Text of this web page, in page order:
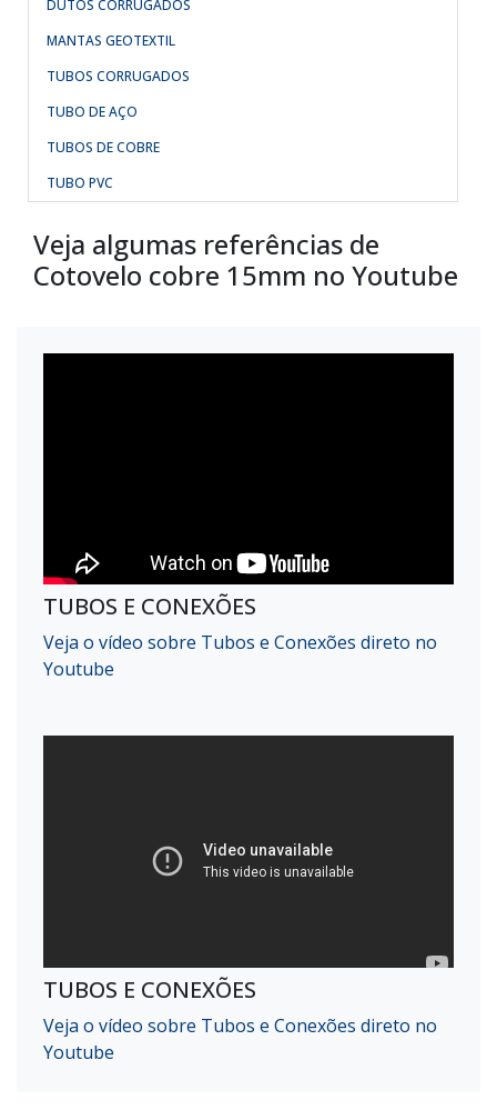
DUTOS CORRUGADOS
MANTAS GEOTEXTIL
TUBOS CORRUGADOS
TUBO DE AÇO
TUBOS DE COBRE
TUBO PVC
Veja algumas referências de
Cotovelo cobre 15mm no Youtube
TUBOS E CONEXÕES
Veja o vídeo sobre Tubos e Conexões direto no
Youtube
TUBOS E CONEXÕES
Veja o vídeo sobre Tubos e Conexões direto no
Youtube